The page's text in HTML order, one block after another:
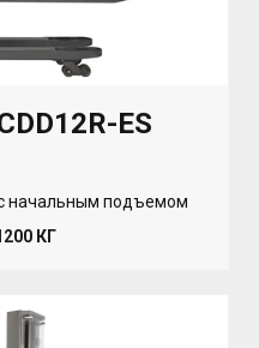
ES
начальным подъемом
КГ